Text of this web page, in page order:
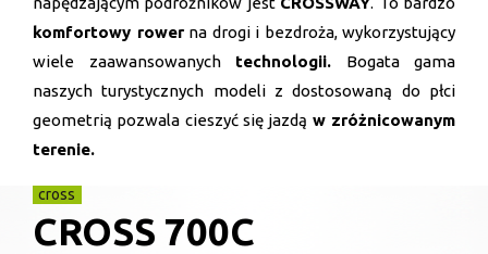
komfortowy rowerna drogi i bezdroża, wykorzystujący
wiele zaawansowanych technologii. Bogata gama
naszych turystycznych modeli z dostosowaną do płci
geometrią pozwala cieszyć się jazdą w zróżnicowanym
terenie.
cross
CROSS 700C